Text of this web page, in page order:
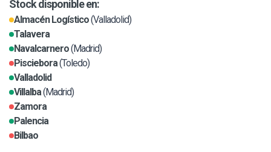
Stock disponible en:
Almacén Logístico(Valladolid)
Talavera
Navalcarnero(Madrid)
Pisciebora(Toledo)
Valladolid
Villalba(Madrid)
Zamora
Palencia
Bilbao